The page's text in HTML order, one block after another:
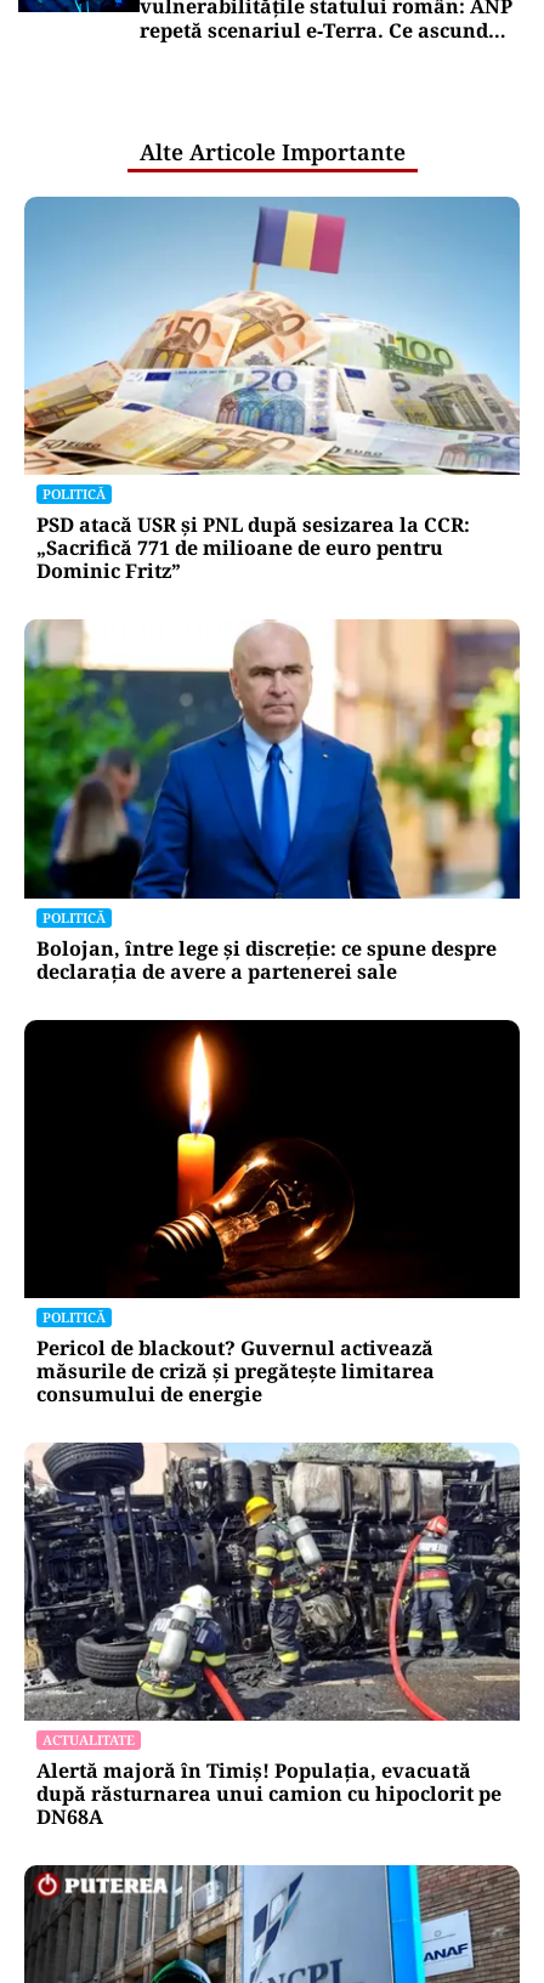
vulnerabilitățile statului român: ANP
repetă scenariul e‑Terra. Ce ascund
Alte Articole Importante
POLITICĂ
PSD atacă USR și PNL după sesizarea la CCR:
„Sacrifică 771 de milioane de euro pentru
Dominic Fritz”
POLITICĂ
Bolojan, între lege și discreție: ce spune despre
declarația de avere a partenerei sale
POLITICĂ
Pericol de blackout? Guvernul activează
măsurile de criză și pregătește limitarea
consumului de energie
ACTUALITATE
Alertă majoră în Timiș! Populația, evacuată
după răsturnarea unui camion cu hipoclorit pe
DN68A